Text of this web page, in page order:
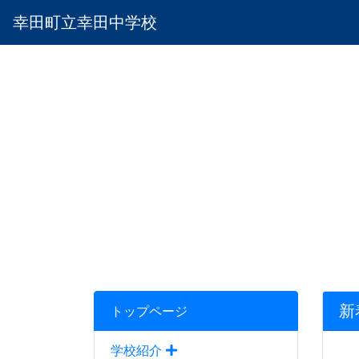
幸田町立幸田中学校
トップページ
学校紹介